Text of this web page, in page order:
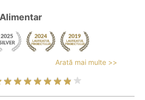
Arată mai multe >>